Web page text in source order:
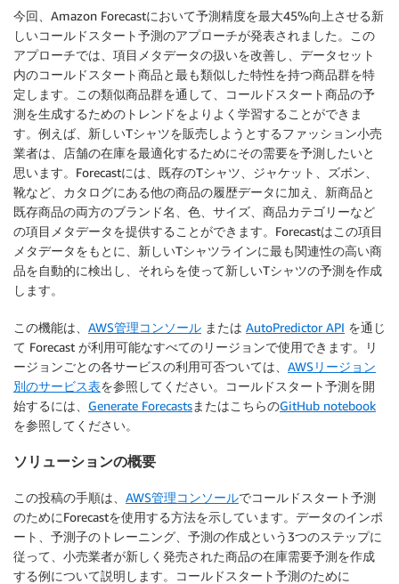
今回、Amazon Forecastにおいて予測精度を最大45%向上させる新
しいコールドスタート予測のアプローチが発表されました。この
アプローチでは、項目メタデータの扱いを改善し、データセット
内のコールドスタート商品と最も類似した特性を持つ商品群を特
定します。この類似商品群を通して、コールドスタート商品の予
測を生成するためのトレンドをよりよく学習することができま
す。例えば、新しいTシャツを販売しようとするファッション小売
業者は、店舗の在庫を最適化するためにその需要を予測したいと
思います。Forecastには、既存のTシャツ、ジャケット、ズボン、
靴など、カタログにある他の商品の履歴データに加え、新商品と
既存商品の両方のブランド名、色、サイズ、商品カテゴリーなど
の項目メタデータを提供することができます。Forecastはこの項目
メタデータをもとに、新しいTシャツラインに最も関連性の高い商
品を自動的に検出し、それらを使って新しいTシャツの予測を作成
します。
この機能は、 AWS管理コンソール または AutoPredictor API を通じ
て Forecast が利用可能なすべてのリージョンで使用できます。リ
ージョンごとの各サービスの利用可否ついては、 AWSリージョン
別のサービス表を参照してください。コールドスタート予測を開
始するには、 Generate ForecastsまたはこちらのGitHub notebook
を参照してください。
ソリューションの概要
この投稿の手順は、 AWS管理コンソールでコールドスタート予測
のためにForecastを使用する方法を示しています。データのインポ
ート、予測子のトレーニング、予測の作成という3つのステップに
従って、小売業者が新しく発売された商品の在庫需要予測を作成
する例について説明します。コールドスタート予測のために